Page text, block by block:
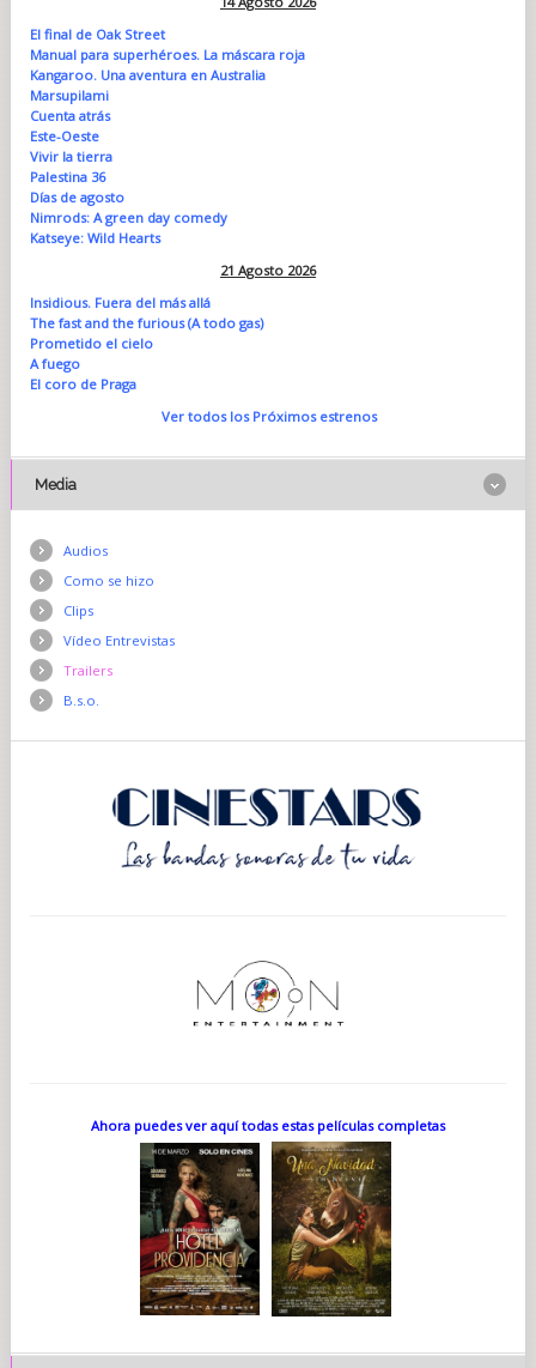
El final de Oak Street
Manual para superhéroes. La máscara roja
Kangaroo. Una aventura en Australia
Marsupilami
Cuenta atrás
Este-Oeste
Vivir la tierra
Palestina 36
Días de agosto
Nimrods: A green day comedy
Katseye: Wild Hearts
21 Agosto 2026
Insidious. Fuera del más allá
The fast and the furious (A todo gas)
Prometido el cielo
A fuego
El coro de Praga
Ver todos los Próximos estrenos
Media
Audios
Como se hizo
Clips
Vídeo Entrevistas
Trailers
B.s.o.
Ahora puedes ver aquí todas estas películas completas